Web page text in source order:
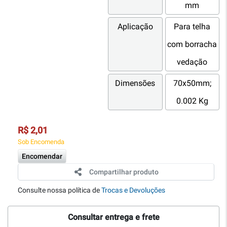
mm
Aplicação
Para telha
com borracha
vedação
Dimensões
70x50mm;
0.002 Kg
R$ 2,01
Sob Encomenda
Encomendar
Compartilhar produto
Consulte nossa política deTrocas e Devoluções
Consultar entrega e frete